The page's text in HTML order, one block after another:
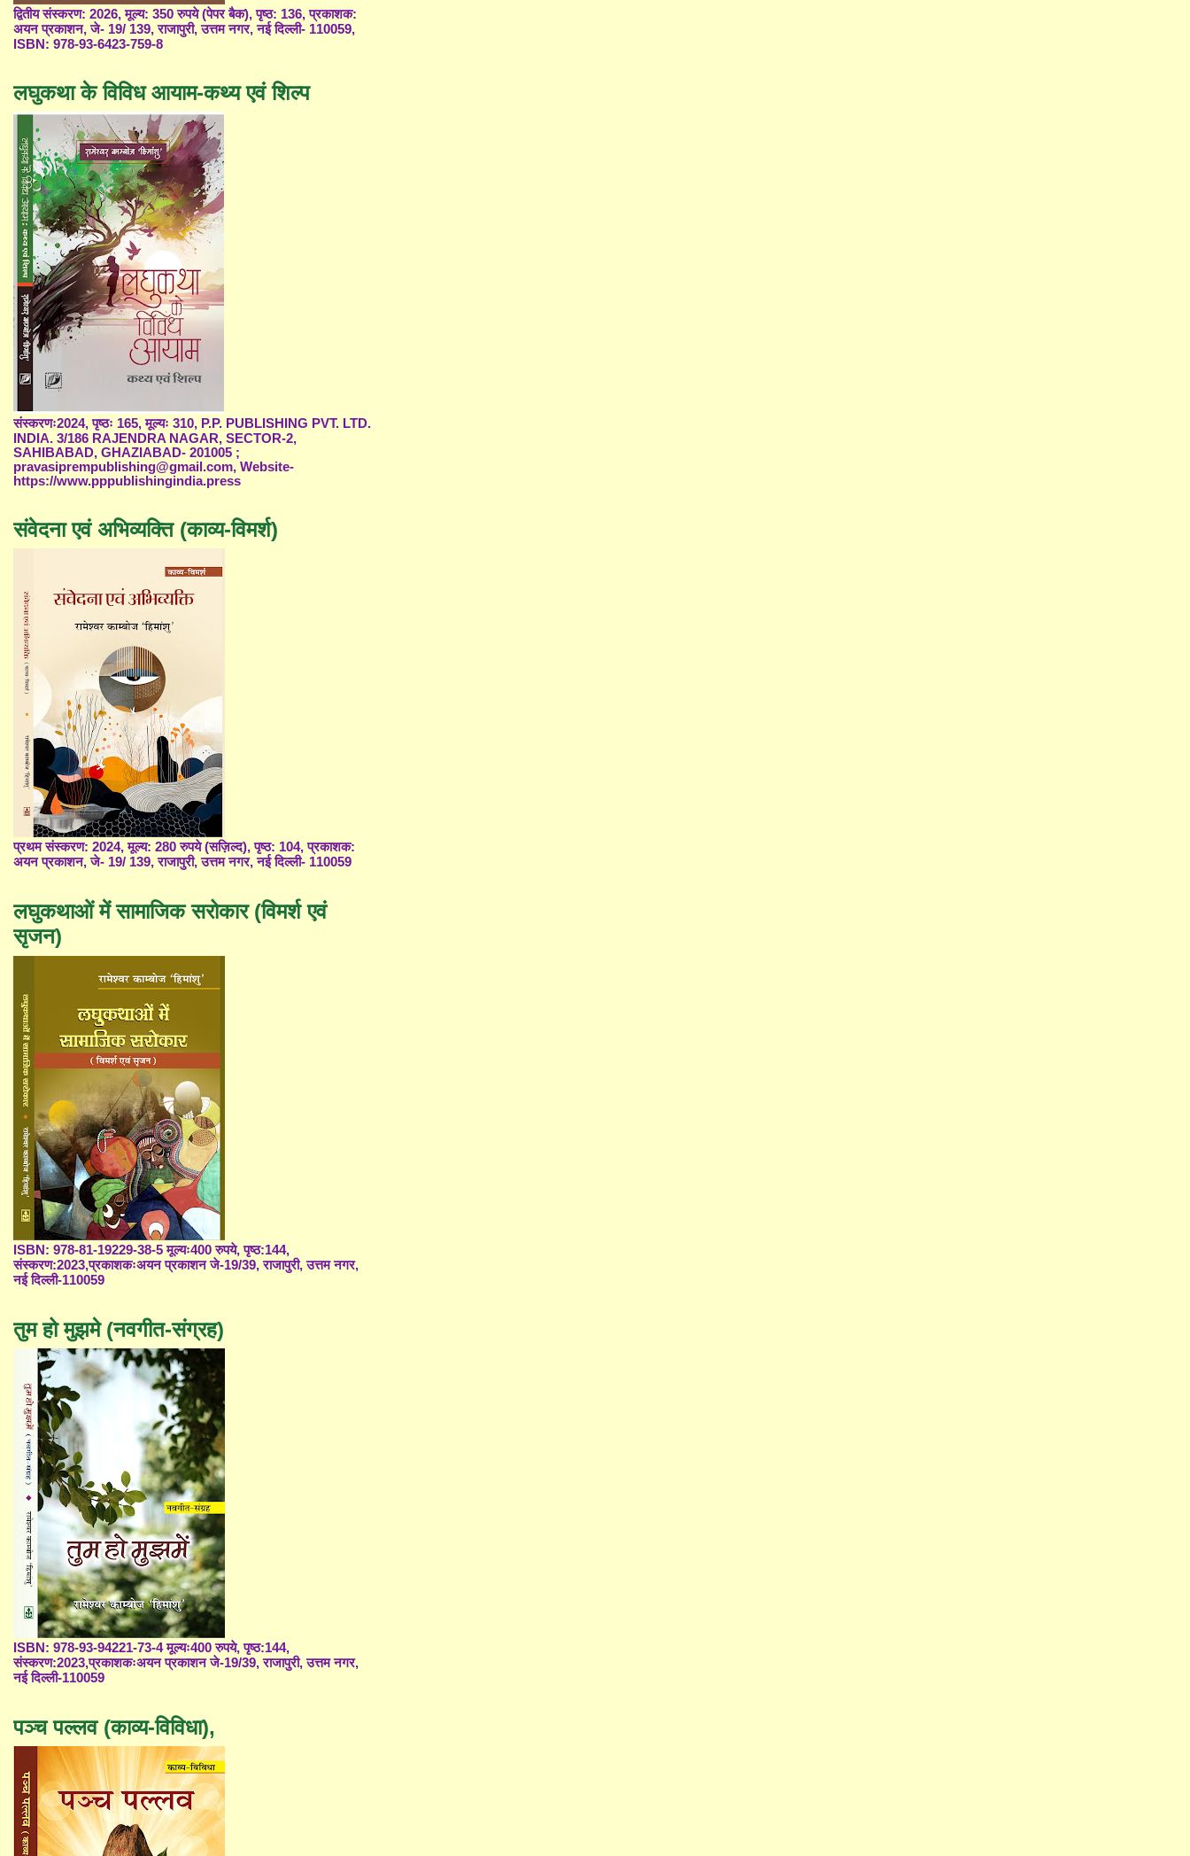
द्वितीय संस्करण: 2026, मूल्य: 350 रुपये (पेपर बैक), पृष्ठ: 136, प्रकाशक:
अयन प्रकाशन, जे- 19/ 139, राजापुरी, उत्तम नगर, नई दिल्ली- 110059,
ISBN: 978-93-6423-759-8
लघुकथा के विविध आयाम-कथ्य एवं शिल्प
संस्करणः2024, पृष्ठः 165, मूल्यः 310, P.P. PUBLISHING PVT. LTD.
INDIA. 3/186 RAJENDRA NAGAR, SECTOR-2,
SAHIBABAD, GHAZIABAD- 201005 ;
pravasiprempublishing@gmail.com, Website-
https://www.pppublishingindia.press
संवेदना एवं अभिव्यक्ति (काव्य-विमर्श)
प्रथम संस्करण: 2024, मूल्य: 280 रुपये (सज़िल्द), पृष्ठ: 104, प्रकाशक:
अयन प्रकाशन, जे- 19/ 139, राजापुरी, उत्तम नगर, नई दिल्ली- 110059
लघुकथाओं में सामाजिक सरोकार (विमर्श एवं
सृजन)
ISBN: 978-81-19229-38-5 मूल्यः400 रुपये, पृष्ठ:144,
संस्करण:2023,प्रकाशकःअयन प्रकाशन जे-19/39, राजापुरी, उत्तम नगर,
नई दिल्ली-110059
तुम हो मुझमे (नवगीत-संग्रह)
ISBN: 978-93-94221-73-4 मूल्यः400 रुपये, पृष्ठ:144,
संस्करण:2023,प्रकाशकःअयन प्रकाशन जे-19/39, राजापुरी, उत्तम नगर,
नई दिल्ली-110059
पञ्च पल्लव (काव्य-विविधा),